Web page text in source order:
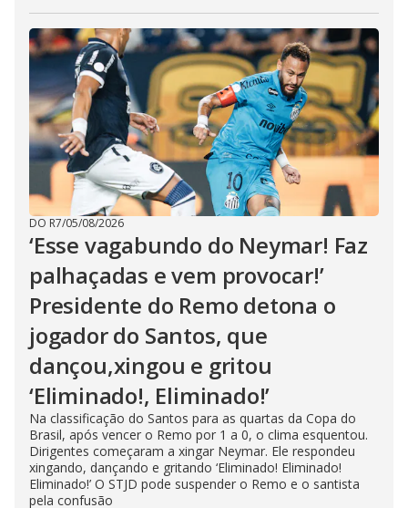
DO R7/05/08/2026
‘Esse vagabundo do Neymar! Faz
palhaçadas e vem provocar!’
Presidente do Remo detona o
jogador do Santos, que
dançou,xingou e gritou
‘Eliminado!, Eliminado!’
Na classificação do Santos para as quartas da Copa do
Brasil, após vencer o Remo por 1 a 0, o clima esquentou.
Dirigentes começaram a xingar Neymar. Ele respondeu
xingando, dançando e gritando ‘Eliminado! Eliminado!
Eliminado!’ O STJD pode suspender o Remo e o santista
pela confusão